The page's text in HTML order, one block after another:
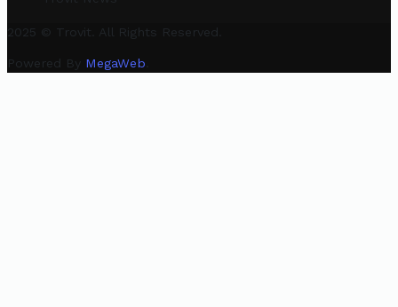
2025 © Trovit. All Rights Reserved.
Powered By MegaWeb